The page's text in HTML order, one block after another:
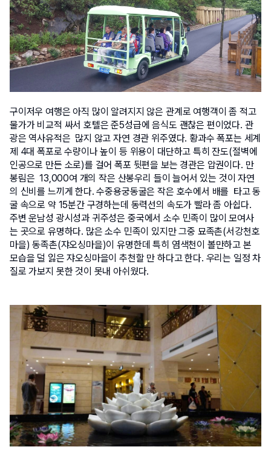
구이저우 여행은 아직 많이 알려지지 않은 관계로 여행객이 좀 적고
물가가 비교적 싸서 호텔은 준5성급에 음식도 괜찮은 편이었다. 관
광은 역사유적은  많지 않고 자연 경관 위주였다. 황과수 폭포는 세계
제 4대 폭포로 수량이나 높이 등 위용이 대단하고 특히 잔도(절벽에
인공으로 만든 소로)를 걸어 폭포 뒷편을 보는 경관은 압권이다. 만
봉림은  13,000여 개의 작은 산봉우리 들이 늘어서 있는 것이 자연
의 신비를 느끼게 한다. 수중용궁동굴은 작은 호수에서 배를  타고 동
굴 속으로 약 15분간 구경하는데 동력선의 속도가 빨라 좀 아쉽다.
주변 운남성 광시성과 귀주성은 중국에서 소수 민족이 많이 모여사
는 곳으로 유명하다. 많은 소수 민족이 있지만 그중 묘족촌(서강천호
마을) 동족촌(쟈오싱마을)이 유명한데 특히 염색천이 볼만하고 본
모습을 덜 잃은 쟈오싱마을이 추천할 만 하다고 한다. 우리는 일정 차
질로 가보지 못한 것이 못내 아쉬웠다.